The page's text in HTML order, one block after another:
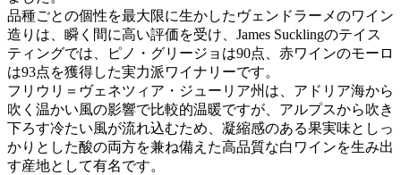
品種ごとの個性を最大限に生かしたヴェンドラーメのワイン
造りは、瞬く間に高い評価を受け、James Sucklingのテイス
ティングでは、ピノ・グリージョは90点、赤ワインのモーロ
は93点を獲得した実力派ワイナリーです。
フリウリ＝ヴェネツィア・ジューリア州は、アドリア海から
吹く温かい風の影響で比較的温暖ですが、アルプスから吹き
下ろす冷たい風が流れ込むため、凝縮感のある果実味としっ
かりとした酸の両方を兼ね備えた高品質な白ワインを生み出
す産地として有名です。